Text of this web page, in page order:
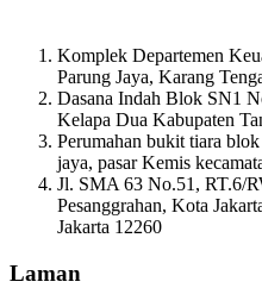
Komplek Departemen
Parung Jaya, Karang
Dasana Indah Blok SN1
Kelapa Dua Kabupaten
Perumahan bukit tiara
jaya, pasar Kemis
Jl. SMA 63 No.51, RT.6/
Pesanggrahan, Kota
Jakarta 12260
Laman